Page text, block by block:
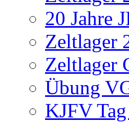
20 Jahre
Zeltlager
Zeltlager
Übung
KJFV